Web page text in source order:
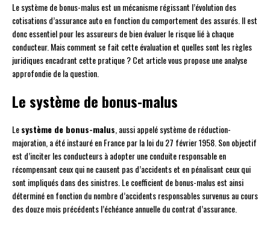
Le système de bonus-malus est un mécanisme régissant l’évolution des
cotisations d’assurance auto en fonction du comportement des assurés. Il est
donc essentiel pour les assureurs de bien évaluer le risque lié à chaque
conducteur. Mais comment se fait cette évaluation et quelles sont les règles
juridiques encadrant cette pratique ? Cet article vous propose une analyse
approfondie de la question.
Le système de bonus-malus
Lesystème de bonus-malus, aussi appelé système de réduction-
majoration, a été instauré en France par la loi du 27 février 1958. Son objectif
est d’inciter les conducteurs à adopter une conduite responsable en
récompensant ceux qui ne causent pas d’accidents et en pénalisant ceux qui
sont impliqués dans des sinistres. Le coefficient de bonus-malus est ainsi
déterminé en fonction du nombre d’accidents responsables survenus au cours
des douze mois précédents l’échéance annuelle du contrat d’assurance.